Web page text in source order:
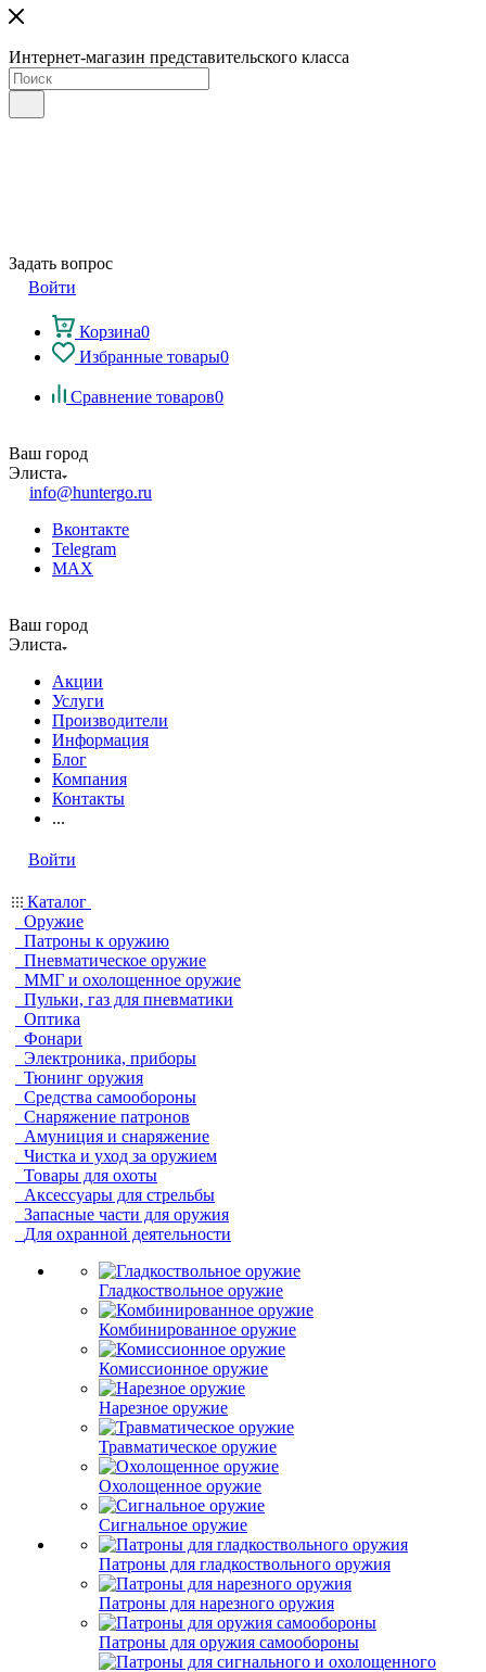
Интернет-магазин представительского класса
Задать вопрос
Войти
Корзина0
Избранные товары0
Сравнение товаров0
Ваш город
Элиста
info@huntergo.ru
Вконтакте
Telegram
MAX
Ваш город
Элиста
Акции
Услуги
Производители
Информация
Блог
Компания
Контакты
...
Войти
Каталог
Оружие
Патроны к оружию
Пневматическое оружие
ММГ и охолощенное оружие
Пульки, газ для пневматики
Оптика
Фонари
Электроника, приборы
Тюнинг оружия
Средства самообороны
Снаряжение патронов
Амуниция и снаряжение
Чистка и уход за оружием
Товары для охоты
Аксессуары для стрельбы
Запасные части для оружия
Для охранной деятельности
Гладкоствольное оружие
Комбинированное оружие
Комиссионное оружие
Нарезное оружие
Травматическое оружие
Охолощенное оружие
Сигнальное оружие
Патроны для гладкоствольного оружия
Патроны для нарезного оружия
Патроны для оружия самообороны